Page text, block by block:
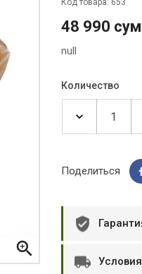
Тимур B.Д.

Код товара: 653
48 990 сум
null
Количество
Поделиться